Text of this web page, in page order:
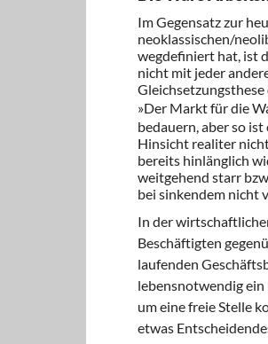
Im Gegensatz zur
neoklassischen/
wegdefiniert hat, ist
nicht mit jeder
»Der Markt für die
bedauern, aber so
Hinsicht realiter
bereits hinlänglich
weitgehend starr
bei sinkendem nicht
In der
Beschäftigten
laufenden
lebensnotwendig
um eine freie Stelle
etwas